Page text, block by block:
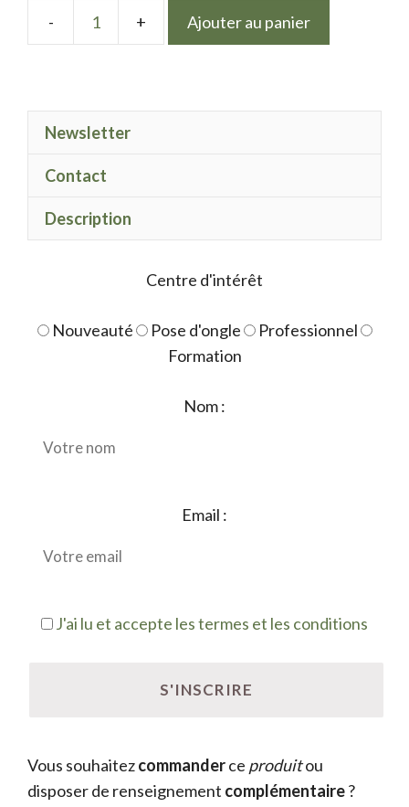
quantité
orteils
Ajouter au panier
Newsletter
Contact
Description
Centre d'intérêt
Nouveauté Pose d'ongle
Professionnel
Formation
Nom :
Email :
J'ai lu et accepte les termes et les conditions
Vous souhaitezcommanderce produitou
disposer de renseignement complémentaire?